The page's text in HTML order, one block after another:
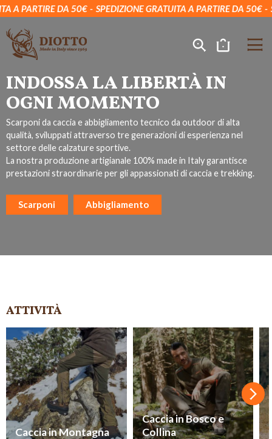
DA 50€ SPEDIZIONE GRATUITA A PARTIRE DA 50€
INDOSSA LA LIBERTÀ IN
OGNI MOMENTO
Scarponi da caccia e abbigliamento tecnico da outdoor di alta
qualità, sviluppati attraverso tre generazioni di esperienza nel
settore delle calzature sportive.
La nostra produzione artigianale 100% made in Italy garantisce
prestazioni straordinarie per gli appassionati di caccia e trekking.
Scarponi Abbigliamento
ATTIVITÀ
Caccia in Montagna
Caccia in Bosco e
Collina